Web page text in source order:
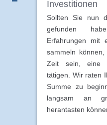
Investitionen
Sollten Sie nun
gefunden
Erfahrungen mit
sammeln
Zeit sein, eine
tätigen. Wir raten
Summe zu
langsam an
herantasten